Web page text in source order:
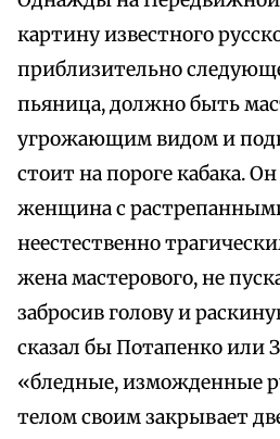
картину известного
приблизительно
пьяница, должно быть
угрожающим видом и
стоит на пороге кабака.
женщина с
неестественно
жена мастерового, не
забросив голову и
сказал бы Потапенко или
«бледные, изможденные
телом своим закрывает